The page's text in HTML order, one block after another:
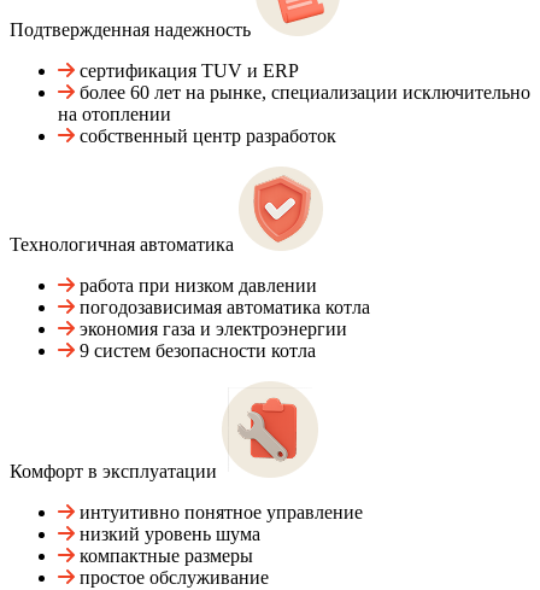
Подтвержденная надежность
сертификация TUV и ERP
более 60 лет на рынке, специализации исключительно
на отоплении
собственный центр разработок
Технологичная автоматика
работа при низком давлении
погодозависимая автоматика котла
экономия газа и электроэнергии
9 систем безопасности котла
Комфорт в эксплуатации
интуитивно понятное управление
низкий уровень шума
компактные размеры
простое обслуживание